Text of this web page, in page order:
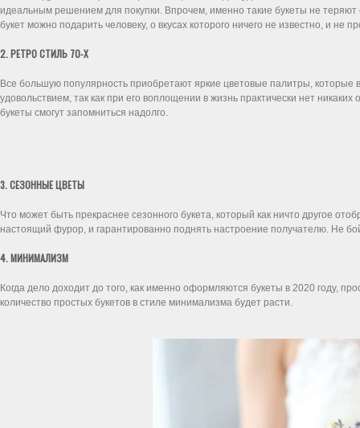
идеальным решением для покупки. Впрочем, именно такие букеты не теряют
букет можно подарить человеку, о вкусах которого ничего не известно, и не
2. РЕТРО СТИЛЬ 70-Х
Все большую популярность приобретают яркие цветовые палитры,
удовольствием, так как при его воплощении в жизнь практически нет
букеты смогут запомниться надолго.
3. СЕЗОННЫЕ ЦВЕТЫ
Что может быть прекраснее сезонного букета, который как ничто другое
настоящий фурор, и гарантированно поднять настроение получателю. Не
4. МИНИМАЛИЗМ
Когда дело доходит до того, как именно оформляются букеты в 2020 году,
количество простых букетов в стиле минимализма будет расти.